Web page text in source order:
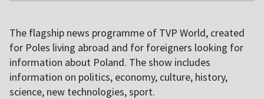
The flagship news programme of TVP World, created
for Poles living abroad and for foreigners looking for
information about Poland. The show includes
information on politics, economy, culture, history,
science, new technologies, sport.